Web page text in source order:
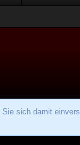
sich damit